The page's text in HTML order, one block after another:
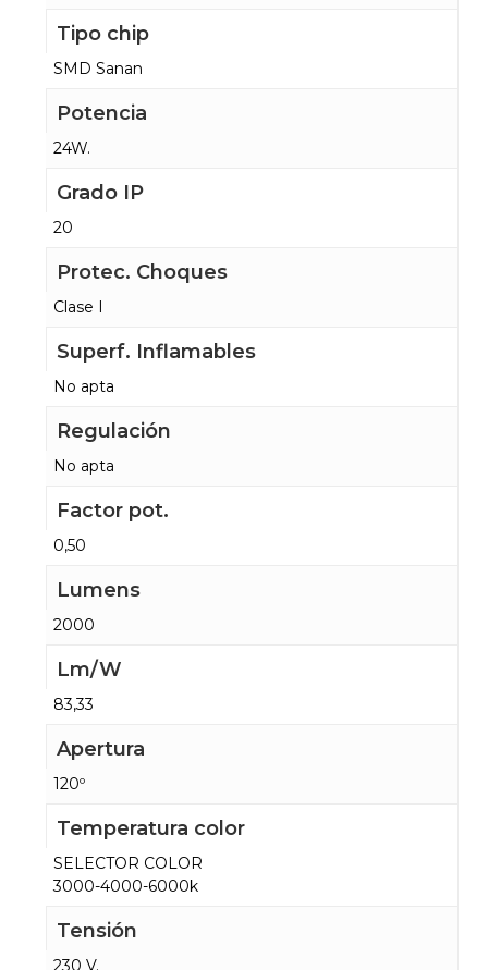
Tipo chip
SMD Sanan
Potencia
24W.
Grado IP
20
Protec. Choques
Clase I
Superf. Inflamables
No apta
Regulación
No apta
Factor pot.
0,50
Lumens
2000
Lm/W
83,33
Apertura
120º
Temperatura color
SELECTOR COLOR
3000-4000-6000k
Tensión
230 V.